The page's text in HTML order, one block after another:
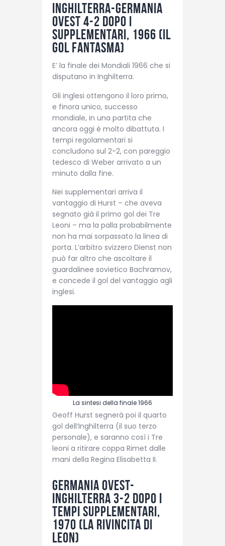
Inghilterra-Germania
Ovest 4-2 dopo i
supplementari, 1966 (Il
gol fantasma)
E’ la finale dei Mondiali 1966 che si
disputano in Inghilterra.
Gli inglesi ottengono il loro primo,
e finora unico, successo
mondiale, in una partita che
ancora oggi è molto dibattuta. I
tempi regolamentari si
concludono sul 2-2, con pareggio
tedesco di Weber arrivato a un
minuto dalla fine.
Nei supplementari arriva il
vantaggio di Hurst – che aveva
segnato già il primo gol dei Tre
Leoni – ma la palla probabilmente
non ha mai sorpassato la linea di
porta. L’arbitro svizzero Dienst non
può far altro che ascoltare il
guardalinee sovietico Bachramov,
e concede il gol del vantaggio agli
inglesi.
La sintesi della finale 1966
Geoff Hurst segnerà poi il quarto
gol dell’Inghilterra (il suo terzo
personale), e saranno così i Tre
leoni a ritirare coppa Rimet dalle
mani della Regina Elisabetta II.
Germania Ovest-
Inghilterra 3-2 dopo i
tempi supplementari,
1970 (La rivincita di
Leon)